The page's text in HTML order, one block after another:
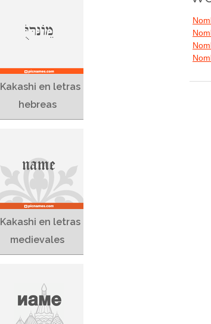
Kakashi en letras
hebreas
Kakashi en letras
medievales